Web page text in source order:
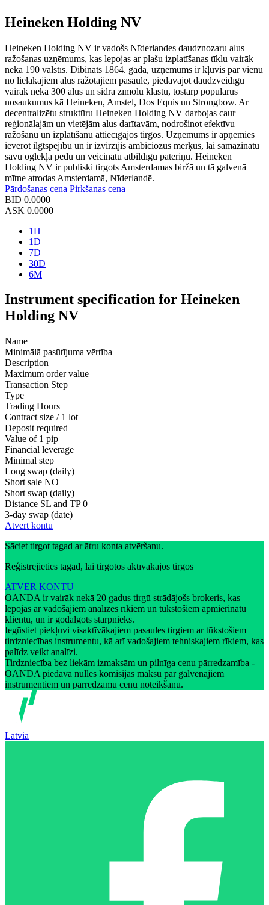
Heineken Holding NV
Heineken Holding NV ir vadošs Nīderlandes daudznozaru alus
ražošanas uzņēmums, kas lepojas ar plašu izplatīšanas tīklu vairāk
nekā 190 valstīs. Dibināts 1864. gadā, uzņēmums ir kļuvis par vienu
no lielākajiem alus ražotājiem pasaulē, piedāvājot daudzveidīgu
vairāk nekā 300 alus un sidra zīmolu klāstu, tostarp populārus
nosaukumus kā Heineken, Amstel, Dos Equis un Strongbow. Ar
decentralizētu struktūru Heineken Holding NV darbojas caur
reģionālajām un vietējām alus darītavām, nodrošinot efektīvu
ražošanu un izplatīšanu attiecīgajos tirgos. Uzņēmums ir apņēmies
ievērot ilgtspējību un ir izvirzījis ambiciozus mērķus, lai samazinātu
savu oglekļa pēdu un veicinātu atbildīgu patēriņu. Heineken
Holding NV ir publiski tirgots Amsterdamas biržā un tā galvenā
mītne atrodas Amsterdamā, Nīderlandē.
Pārdošanas cena Pirkšanas cena
BID 0.0000
ASK 0.0000
1H
1D
7D
30D
6M
Instrument specification for Heineken
Holding NV
Name
Minimālā pasūtījuma vērtība
Description
Maximum order value
Transaction Step
Type
Trading Hours
Contract size / 1 lot
Deposit required
Value of 1 pip
Financial leverage
Minimal step
Long swap (daily)
Short sale NO
Short swap (daily)
Distance SL and TP 0
3-day swap (date)
Atvērt kontu
Sāciet tirgot tagad ar ātru konta atvēršanu.
Reģistrējieties tagad, lai tirgotos aktīvākajos tirgos
ATVER KONTU
OANDA ir vairāk nekā 20 gadus tirgū strādājošs brokeris, kas
lepojas ar vadošajiem analīzes rīkiem un tūkstošiem apmierinātu
klientu, un ir godalgots starpnieks.
Iegūstiet piekļuvi visaktīvākajiem pasaules tirgiem ar tūkstošiem
tirdzniecības instrumentu, kā arī vadošajiem tehniskajiem rīkiem, kas
palīdz veikt analīzi.
Tirdzniecība bez liekām izmaksām un pilnīga cenu pārredzamība -
OANDA piedāvā nulles komisijas maksu par galvenajiem
instrumentiem un pārredzamu cenu noteikšanu.
Latvia